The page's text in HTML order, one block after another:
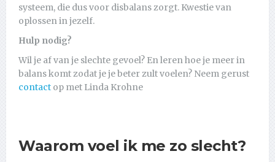
systeem, die dus voor disbalans zorgt. Kwestie van
oplossen in jezelf.
Hulp nodig?
Wil je af van je slechte gevoel? En leren hoe je meer in
balans komt zodat je je beter zult voelen? Neem gerust
contact op met Linda Krohne
Waarom voel ik me zo slecht?